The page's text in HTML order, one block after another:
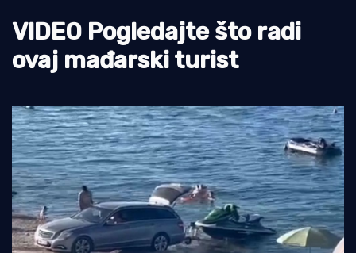
Pomorstvo
Ribolov
Tradicija i kultura
VIDEO Pogledajte što radi
ovaj mađarski turist